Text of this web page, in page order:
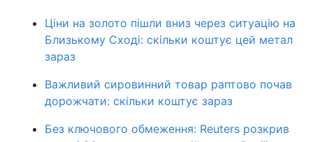
Ціни на золото пішли вниз через ситуацію на
Близькому Сході: скільки коштує цей метал
зараз
Важливий сировинний товар раптово почав
дорожчати: скільки коштує зараз
Без ключового обмеження: Reuters розкрив